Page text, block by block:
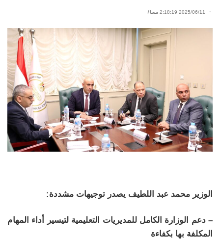
2025/06/11 2:18:19 مساءً
الوزير محمد عبد اللطيف يصدر توجيهات مشددة:
– دعم الوزارة الكامل للمديريات التعليمية لتيسير أداء المهام
المكلفة بها بكفاءة